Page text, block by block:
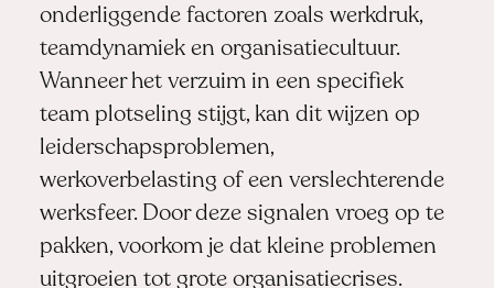
onderliggende factoren zoals werkdruk,
teamdynamiek en organisatiecultuur.
Wanneer het verzuim in een specifiek
team plotseling stijgt, kan dit wijzen op
leiderschapsproblemen,
werkoverbelasting of een verslechterende
werksfeer. Door deze signalen vroeg op te
pakken, voorkom je dat kleine problemen
uitgroeien tot grote organisatiecrises.